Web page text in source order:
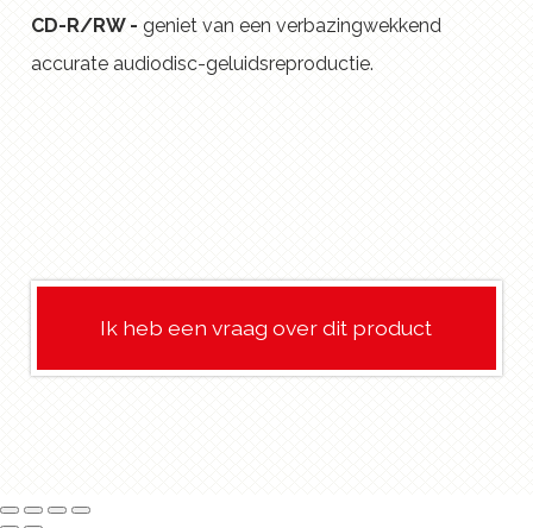
CD-R/RW - geniet van een verbazingwekkend
accurate audiodisc-geluidsreproductie.
Ik heb een vraag over dit product